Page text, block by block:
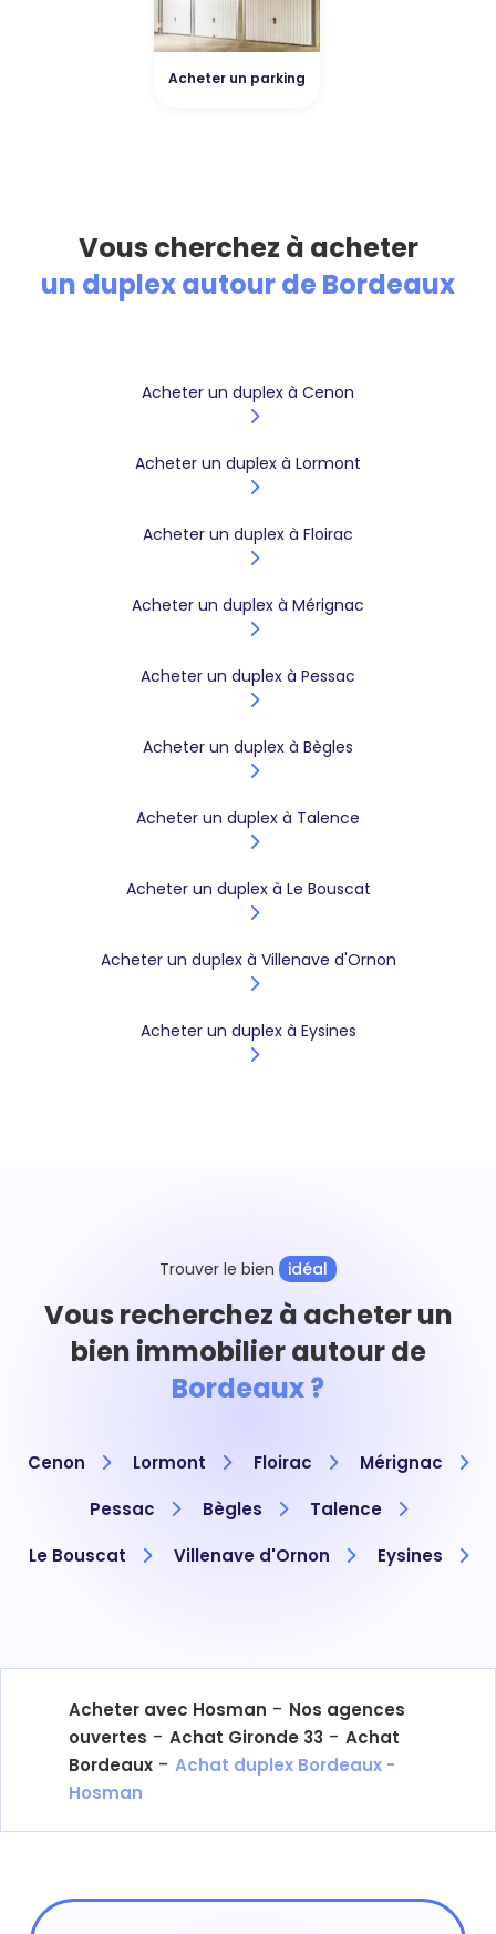
Acheter un parking
Vous cherchez à acheter
un duplex autour de Bordeaux
Acheter un duplex à Cenon
Acheter un duplex à Lormont
Acheter un duplex à Floirac
Acheter un duplex à Mérignac
Acheter un duplex à Pessac
Acheter un duplex à Bègles
Acheter un duplex à Talence
Acheter un duplex à Le Bouscat
Acheter un duplex à Villenave d'Ornon
Acheter un duplex à Eysines
Trouver le bien idéal
Vous recherchez à acheter un
bien immobilier autour de
Bordeaux ?
Cenon Lormont Floirac
Mérignac
Pessac
Bègles
Talence
Le Bouscat
Villenave d'Ornon Eysines
Acheter avec Hosman - Nos agences
ouvertes - Achat Gironde 33 - Achat
Bordeaux - Achat duplex Bordeaux -
Hosman